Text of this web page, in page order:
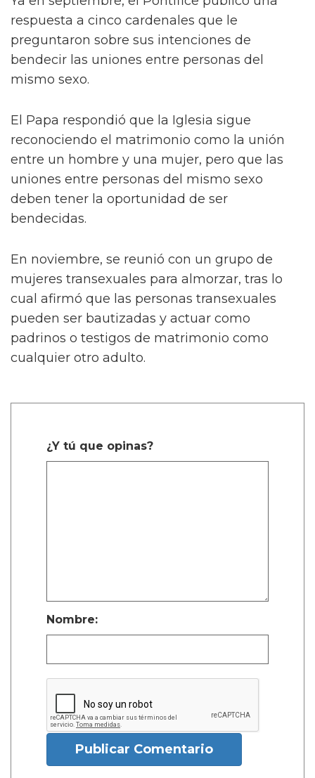
respuesta a cinco cardenales que le
preguntaron sobre sus intenciones de
bendecir las uniones entre personas del
mismo sexo.
El Papa respondió que la Iglesia sigue
reconociendo el matrimonio como la unión
entre un hombre y una mujer, pero que las
uniones entre personas del mismo sexo
deben tener la oportunidad de ser
bendecidas.
En noviembre, se reunió con un grupo de
mujeres transexuales para almorzar, tras lo
cual afirmó que las personas transexuales
pueden ser bautizadas y actuar como
padrinos o testigos de matrimonio como
cualquier otro adulto.
¿Y tú que opinas?
Nombre:
Publicar Comentario